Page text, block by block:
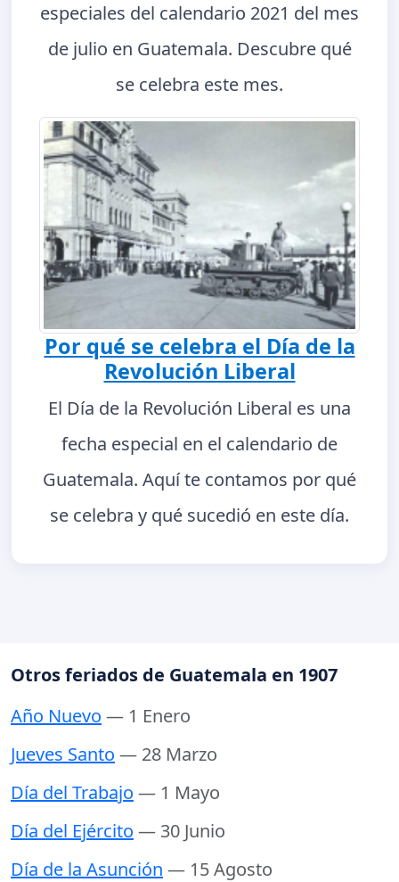
especiales del calendario 2021 del mes
de julio en Guatemala. Descubre qué
se celebra este mes.
Por qué se celebra el Día de la
Revolución Liberal
El Día de la Revolución Liberal es una
fecha especial en el calendario de
Guatemala. Aquí te contamos por qué
se celebra y qué sucedió en este día.
Otros feriados de Guatemala en 1907
Año Nuevo — 1 Enero
Jueves Santo — 28 Marzo
Día del Trabajo — 1 Mayo
Día del Ejército — 30 Junio
Día de la Asunción — 15 Agosto